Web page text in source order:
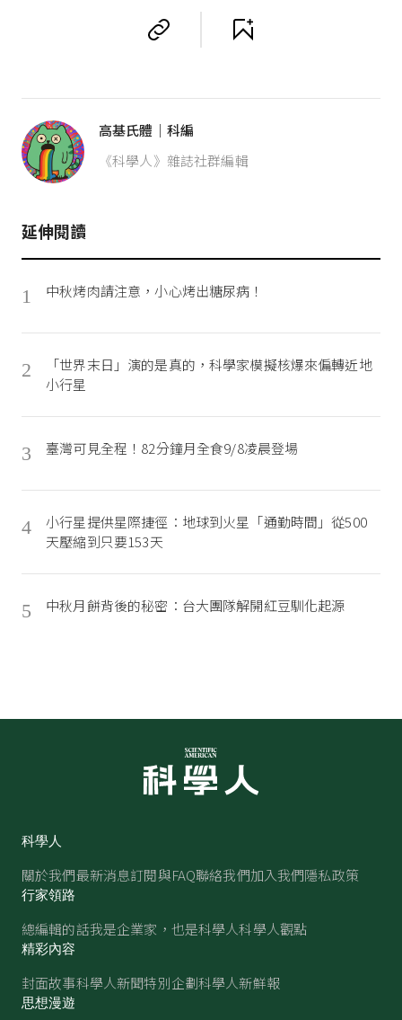
高基氏體｜科編
《科學人》雜誌社群編輯
延伸閱讀
1 中秋烤肉請注意，小心烤出糖尿病！
2
「世界末日」演的是真的，科學家模擬核爆來偏轉近地
小行星
3 臺灣可見全程！82分鐘月全食9/8凌晨登場
4
小行星提供星際捷徑：地球到火星「通勤時間」從500
天壓縮到只要153天
5 中秋月餅背後的秘密：台大團隊解開紅豆馴化起源
科學人
關於我們最新消息訂閱與FAQ聯絡我們加入我們隱私政策
行家領路
總編輯的話我是企業家，也是科學人科學人觀點
精彩內容
封面故事科學人新聞特別企劃科學人新鮮報
思想漫遊